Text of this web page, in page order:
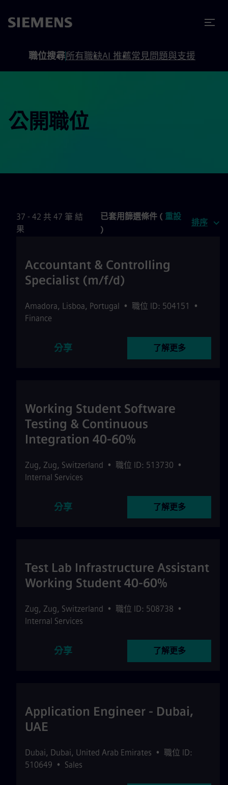
職位搜尋所有職缺AI 推薦常見問題與支援
公開職位
37 - 42 共 47 筆 結
果
已套用篩選條件 ( 重設
)
排序
Accountant & Controlling
Specialist (m/f/d)
Amadora, Lisboa, Portugal • 職位 ID: 504151
•
Finance
分享 了解更多
Working Student Software
Testing & Continuous
Integration 40-60%
Zug, Zug, Switzerland • 職位 ID: 513730 •
Internal Services
分享 了解更多
Test Lab Infrastructure Assistant
Working Student 40-60%
Zug, Zug, Switzerland • 職位 ID: 508738 •
Internal Services
分享 了解更多
Application Engineer - Dubai,
UAE
Dubai, Dubai, United Arab Emirates • 職位 ID:
510649 • Sales